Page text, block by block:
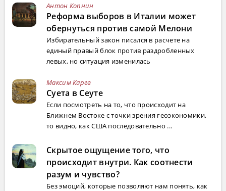
Антон Копнин
Реформа выборов в Италии может
обернуться против самой Мелони
Избирательный закон писался в расчете на
единый правый блок против раздробленных
левых, но ситуация изменилась
Максим Карев
Суета в Сеуте
Если посмотреть на то, что происходит на
Ближнем Востоке с точки зрения геоэкономики,
то видно, как США последовательно ...
Скрытое ощущение того, что
происходит внутри. Как соотнести
разум и чувство?
Без эмоций, которые позволяют нам понять, как